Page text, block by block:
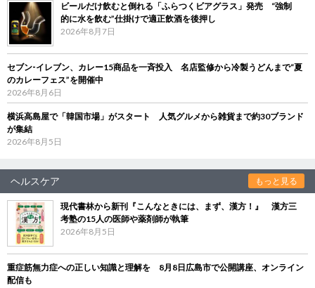
ビールだけ飲むと倒れる「ふらつくビアグラス」発売 “強制
的に水を飲む”仕掛けで適正飲酒を後押し
2026年8月7日
セブン‐イレブン、カレー15商品を一斉投入 名店監修から冷製うどんまで“夏
のカレーフェス”を開催中
2026年8月6日
横浜高島屋で「韓国市場」がスタート 人気グルメから雑貨まで約30ブランド
が集結
2026年8月5日
ヘルスケア もっと見る
現代書林から新刊『こんなときには、まず、漢方！』 漢方三
考塾の15人の医師や薬剤師が執筆
2026年8月5日
重症筋無力症への正しい知識と理解を 8月8日広島市で公開講座、オンライン
配信も